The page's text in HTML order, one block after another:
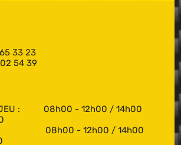
33 23
54 39
JEU : 08h00 - 12h00 / 14h00
: 08h00 - 12h00 / 14h00